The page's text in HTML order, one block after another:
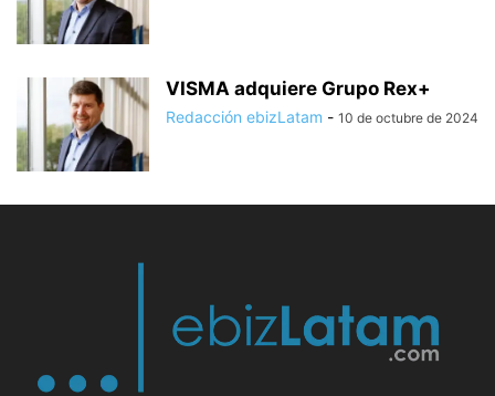
VISMA adquiere Grupo Rex+
Redacción ebizLatam - 10 de octubre de 2024